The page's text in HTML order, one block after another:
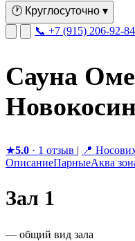
🕐 Круглосуточно ▾
📞 +7 (915) 206-92-84
Сауна
★5.0 · 1 отзыв | 📍
ОписаниеПарныеАква
Зал 1
— общий вид зала